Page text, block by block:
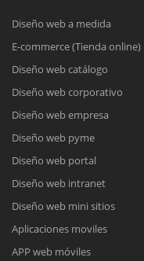
Diseño web a medida
E-commerce (Tienda online)
Diseño web catálogo
Diseño web corporativo
Diseño web empresa
Diseño web pyme
Diseño web portal
Diseño web intranet
Diseño web mini sitios
Aplicaciones moviles
APP web móviles